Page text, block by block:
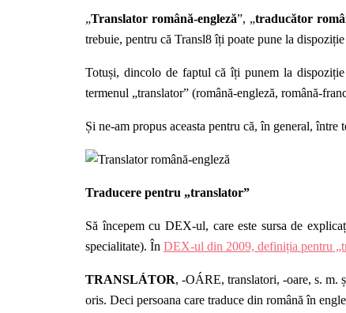
„Translator română-engleză”, „traducător
trebuie, pentru că Transl8 îți poate pune la
Totuși, dincolo de faptul că îți punem la dispoziție
termenul „translator” (română-engleză, română-
Și ne-am propus aceasta pentru că, în general, între
Traducere pentru „translator”
Să începem cu DEX-ul, care este sursa de
specialitate). În DEX-ul din 2009, definiția pentru
TRANSLÁTOR, -OÁRE, translatori, -oare,s. m.
oris. Deci persoana care traduce din română în